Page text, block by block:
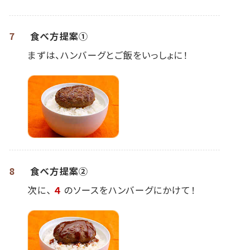
7
食べ方提案①
まずは、ハンバーグとご飯をいっしょに！
8
食べ方提案②
次に、 ４ のソースをハンバーグにかけて！